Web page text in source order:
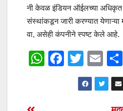
नी केवळ इंडियन ऑईलच्या अधिकृत
संस्थांकडून जारी करण्यात येणाऱ्या
वा, असेही कंपनीने स्पष्ट केले आहे.
W
F
T
wi
tt
E
m
ail